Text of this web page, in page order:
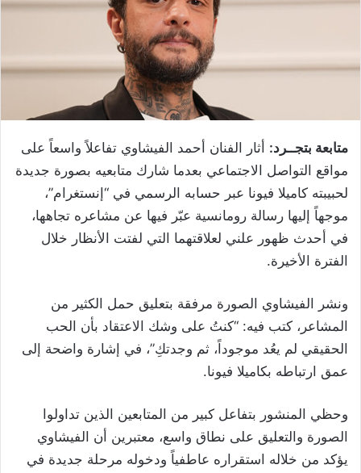
متابعة بتجــرد: أثار الفنان أحمد الفيشاوي تفاعلاً واسعاً على
مواقع التواصل الاجتماعي بعدما شارك متابعيه بصورة جديدة
لحبيبته كاميلا فيونا عبر حسابه الرسمي في “إنستغرام”،
موجهاً إليها رسالة رومانسية عبّر فيها عن مشاعره تجاهها،
في أحدث ظهور علني لعلاقتهما التي لفتت الأنظار خلال
الفترة الأخيرة.
ونشر الفيشاوي الصورة مرفقة بتعليق حمل الكثير من
المشاعر، كتب فيه: “كنتُ على وشك الاعتقاد بأن الحب
الحقيقي لم يعُد موجوداً، ثم وجدتكِ”، في إشارة واضحة إلى
عمق ارتباطه بكاميلا فيونا.
وحظي المنشور بتفاعل كبير من المتابعين الذين تداولوا
الصورة والتعليق على نطاق واسع، معتبرين أن الفيشاوي
يؤكد من خلاله استقراره عاطفياً ودخوله مرحلة جديدة في